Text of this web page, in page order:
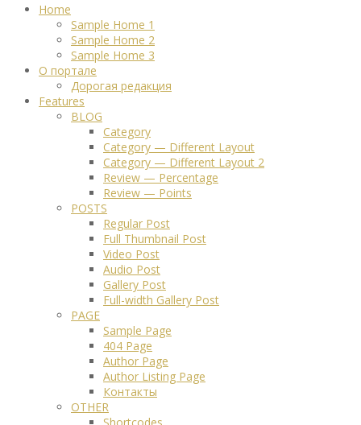
Home
Sample Home 1
Sample Home 2
Sample Home 3
О портале
Дорогая редакция
Features
BLOG
Category
Category — Different Layout
Category — Different Layout 2
Review — Percentage
Review — Points
POSTS
Regular Post
Full Thumbnail Post
Video Post
Audio Post
Gallery Post
Full-width Gallery Post
PAGE
Sample Page
404 Page
Author Page
Author Listing Page
Контакты
OTHER